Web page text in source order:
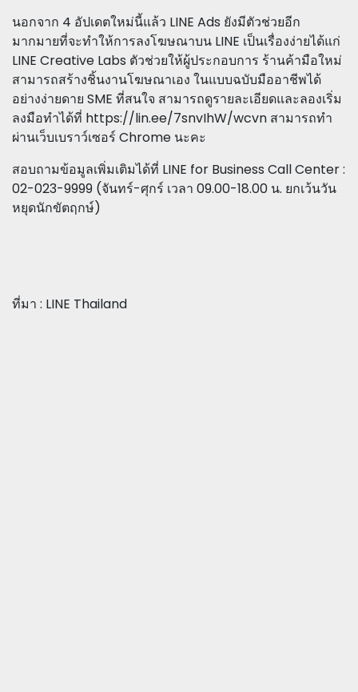
นอกจาก 4 อัปเดตใหม่นี้แล้ว LINE Ads ยังมีตัวช่วยอีก
มากมายที่จะทำให้การลงโฆษณาบน LINE เป็นเรื่องง่ายได้แก่
LINE Creative Labs ตัวช่วยให้ผู้ประกอบการ ร้านค้ามือใหม่
สามารถสร้างชิ้นงานโฆษณาเอง ในแบบฉบับมืออาชีพได้
อย่างง่ายดาย SME ที่สนใจ สามารถดูรายละเอียดและลองเริ่ม
ลงมือทำได้ที่ https://lin.ee/7snvIhW/wcvn สามารถทำ
ผ่านเว็บเบราว์เซอร์ Chrome นะคะ
สอบถามข้อมูลเพิ่มเติมได้ที่ LINE for Business Call Center :
02-023-9999 (จันทร์-ศุกร์ เวลา 09.00-18.00 น. ยกเว้นวัน
หยุดนักขัตฤกษ์)
ที่มา : LINE Thailand